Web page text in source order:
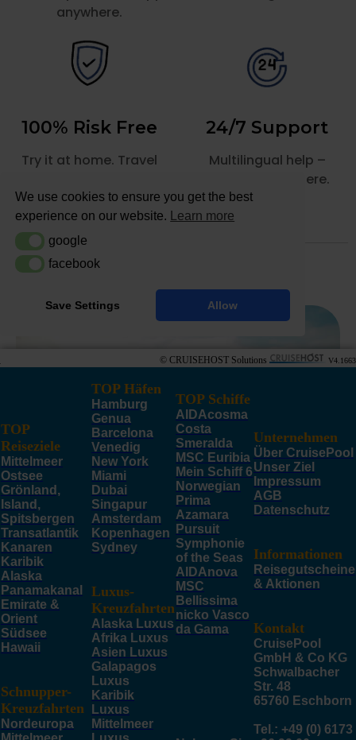
© CRUISEHOST Solutions V4.1663
TOP
Reiseziele
Mittelmeer
Ostsee
Grönland,
Island,
Spitsbergen
Transatlantik
Kanaren
Karibik
Alaska
Panamakanal
Emirate &
Orient
Südsee
Hawaii
Schnupper-
Kreuzfahrten
Nordeuropa
TOP Häfen
Hamburg
Genua
Barcelona
Venedig
New York
Miami
Dubai
Singapur
Amsterdam
Kopenhagen
Sydney
Luxus-
Kreuzfahrten
Alaska Luxus
Afrika Luxus
Asien Luxus
Galapagos
Luxus
Karibik
Luxus
Mittelmeer
TOP Schiffe
AIDAcosma
Costa
Smeralda
MSC Euribia
Mein Schiff 6
Norwegian
Prima
Azamara
Pursuit
Symphonie
of the Seas
AIDAnova
MSC
Bellissima
nicko Vasco
da Gama
Unternehmen
Über CruisePool
Unser Ziel
Impressum
AGB
Datenschutz
Informationen
Reisegutscheine
& Aktionen
Kontakt
CruisePool
GmbH & Co KG
Schwalbacher
Str. 48
65760 Eschborn
Tel.: +49 (0) 6173